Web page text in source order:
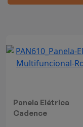
Panela Elétrica
Cadence
Máquina de Waffle
Cooktops